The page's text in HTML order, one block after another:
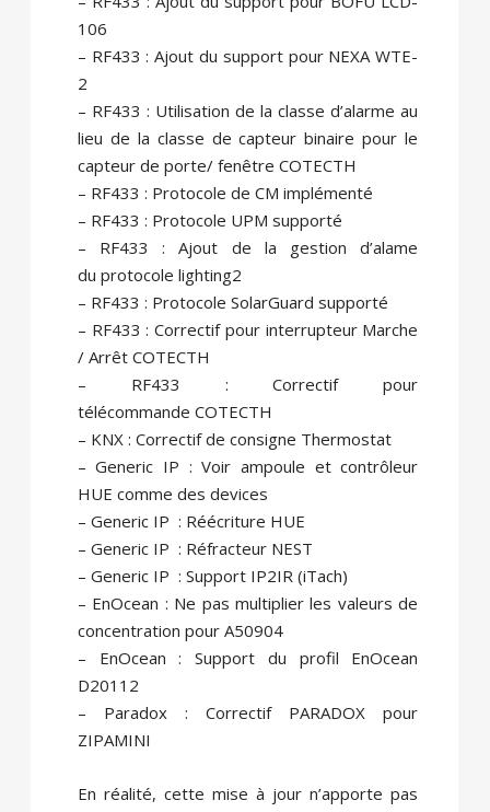
106
– RF433 : Ajout du support pour NEXA WTE-
2
– RF433 : Utilisation de la classe d’alarme au
lieu de la classe de capteur binaire pour le
capteur de porte/ fenêtre COTECTH
– RF433 : Protocole de CM implémenté
– RF433 : Protocole UPM supporté
– RF433 : Ajout de la gestion d’alame
du protocole lighting2
– RF433 : Protocole SolarGuard supporté
– RF433 : Correctif pour interrupteur Marche
/ Arrêt COTECTH
– RF433 : Correctif pour
télécommande COTECTH
– KNX : Correctif de consigne Thermostat
– Generic IP : Voir ampoule et contrôleur
HUE comme des devices
– Generic IP : Réécriture HUE
– Generic IP : Réfracteur NEST
– Generic IP : Support IP2IR (iTach)
– EnOcean : Ne pas multiplier les valeurs de
concentration pour A50904
– EnOcean : Support du profil EnOcean
D20112
– Paradox : Correctif PARADOX pour
ZIPAMINI
En réalité, cette mise à jour n’apporte pas